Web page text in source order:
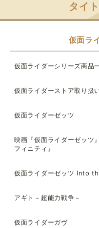
タイ
仮面ラ
仮面ライダーシリーズ商品
仮面ライダーストア取り扱
仮面ライダーゼッツ
映画『仮面ライダーゼッツ
フィニティ』
仮面ライダーゼッツ Into
アギト－超能力戦争－
仮面ライダーガヴ